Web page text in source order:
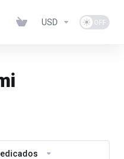
USD